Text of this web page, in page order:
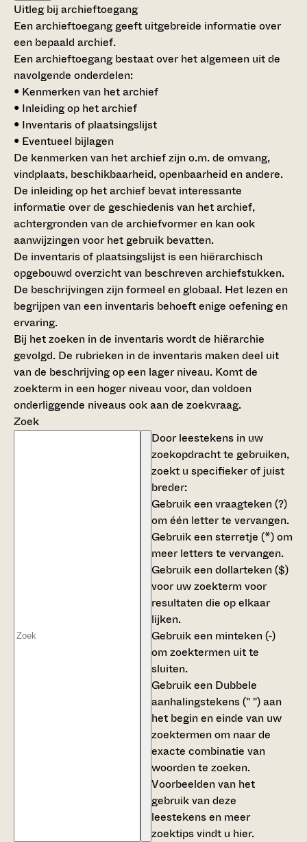
Uitleg bij archieftoegang
Een archieftoegang geeft uitgebreide informatie over
een bepaald archief.
Een archieftoegang bestaat over het algemeen uit de
navolgende onderdelen:
• Kenmerken van het archief
• Inleiding op het archief
• Inventaris of plaatsingslijst
• Eventueel bijlagen
De kenmerken van het archief zijn o.m. de omvang,
vindplaats, beschikbaarheid, openbaarheid en andere.
De inleiding op het archief bevat interessante
informatie over de geschiedenis van het archief,
achtergronden van de archiefvormer en kan ook
aanwijzingen voor het gebruik bevatten.
De inventaris of plaatsingslijst is een hiërarchisch
opgebouwd overzicht van beschreven archiefstukken.
De beschrijvingen zijn formeel en globaal. Het lezen en
begrijpen van een inventaris behoeft enige oefening en
ervaring.
Bij het zoeken in de inventaris wordt de hiërarchie
gevolgd. De rubrieken in de inventaris maken deel uit
van de beschrijving op een lager niveau. Komt de
zoekterm in een hoger niveau voor, dan voldoen
onderliggende niveaus ook aan de zoekvraag.
Zoek
Door leestekens in uw
zoekopdracht te gebruiken,
zoekt u specifieker of juist
breder:
Gebruik eenvraagteken (?)
om één letter te vervangen.
Gebruik eensterretje (*)om
meer letters te vervangen.
Gebruik eendollarteken ($)
voor uw zoekterm voor
resultaten die op elkaar
lijken.
Gebruik een minteken (-)
om zoektermen uit te
sluiten.
Gebruik een Dubbele
aanhalingstekens (" ")aan
het begin en einde van uw
zoektermen om naar de
exacte combinatie van
woorden te zoeken.
Voorbeelden van het
gebruik van deze
leestekens en meer
zoektips vindt u hier.